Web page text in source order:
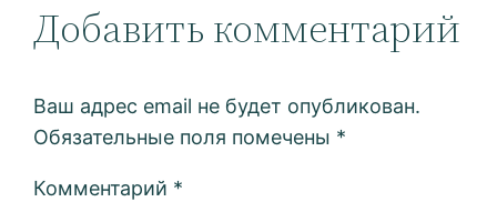
Добавить комментарий
Ваш адрес email не будет опубликован.
Обязательные поля помечены *
Комментарий *